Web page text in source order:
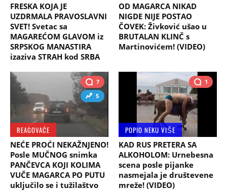
FRESKA KOJA JE
UZDRMALA PRAVOSLAVNI
SVET! Svetac sa
MAGAREĆOM GLAVOM iz
SRPSKOG MANASTIRA
izaziva STRAH kod SRBA
OD MAGARCA NIKAD
NIGDE NIJE POSTAO
ČOVEK: Živković ušao u
BRUTALAN KLINČ s
Martinovićem! (VIDEO)
7
5
REAGOVAĆE
NEĆE PROĆI NEKAŽNJENO!
Posle MUČNOG snimka
PANČEVCA KOJI KOLIMA
VUČE MAGARCA PO PUTU
uključilo se i tužilaštvo
1
POPIO NEKU VIŠE
KAD RUS PRETERA SA
ALKOHOLOM: Urnebesna
scena posle pijanke
nasmejala je društevene
mreže! (VIDEO)